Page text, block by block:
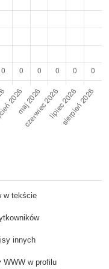
tam nie zrobił
przez kolegę
przez kolegę
sumy kontrolnej
w tekście
innych
WWW w profilu